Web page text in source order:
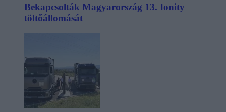
Bekapcsolták Magyarország 13. Ionity
töltőállomását